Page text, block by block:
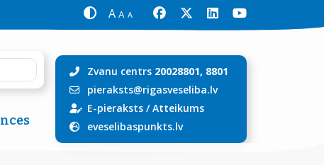
A A A
Zvanu centrs 20028801, 8801
pieraksts@rigasveseliba.lv
E-pieraksts/Atteikums
eveselibaspunkts.lv